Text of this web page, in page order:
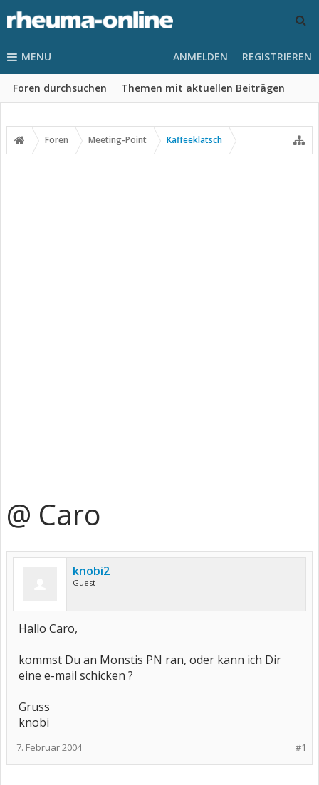
MENU
Foren durchsuchen Themen mit aktuellen Beiträgen
ANMELDEN REGISTRIEREN
Foren Meeting-Point Kaffeeklatsch
@ Caro
knobi2
Guest
Hallo Caro,
kommst Du an Monstis PN ran, oder kann ich Dir
eine e-mail schicken ?
Gruss
knobi
#1
7. Februar 2004